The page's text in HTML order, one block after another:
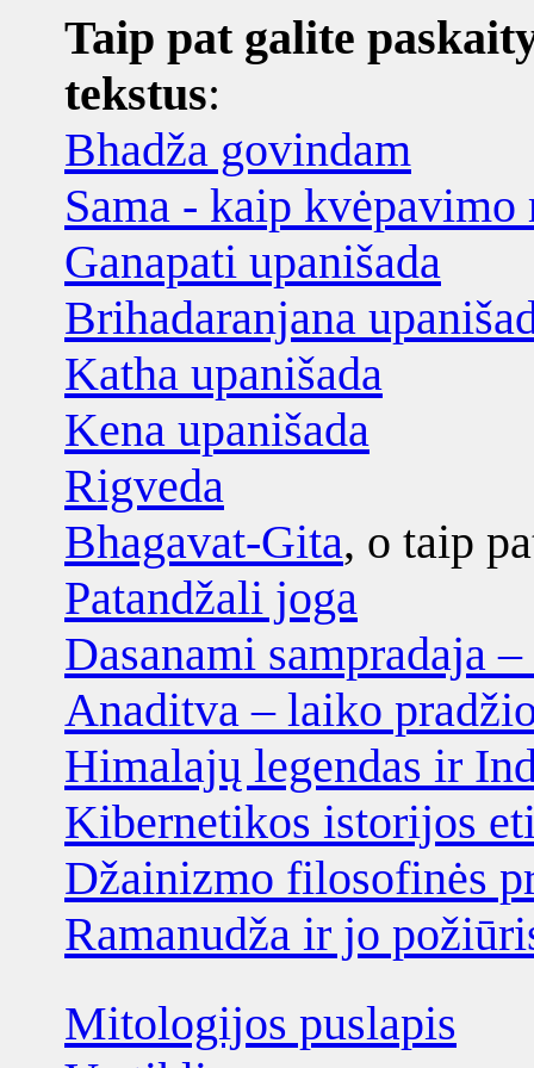
Taip pat galite
tekstus:
Bhadža govindam
Sama - kaip kvėpavimo
Ganapati upanišada
Brihadaranjana
Katha upanišada
Kena upanišada
Rigveda
Bhagavat-Gita, o taip
Patandžali joga
Dasanami sampradaja
Anaditva – laiko
Himalajų legendas ir
Kibernetikos istorijos
Džainizmo filosofinės
Ramanudža ir jo
Mitologijos puslapis